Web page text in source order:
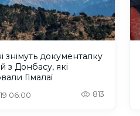
знімуть документалку
з Донбасу, які
Гімалаї
06:00 813